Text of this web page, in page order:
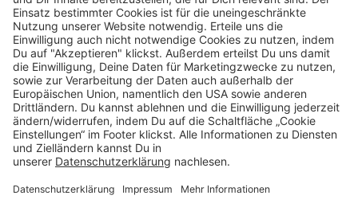
Mitglied im:
Impressum AGB Widerrufsbelehrung